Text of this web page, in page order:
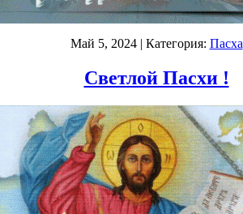
Май 5, 2024| Категория: Пасха
Светлой Пасхи !